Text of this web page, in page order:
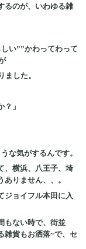
るのが、いわゆる雑
い””かわってわって
した。
」
な気がするんです。
、横浜、八王子、埼
りません、、。
ジョイフル本田に入
もない時で、街並
雑貨もお洒落~で、セ